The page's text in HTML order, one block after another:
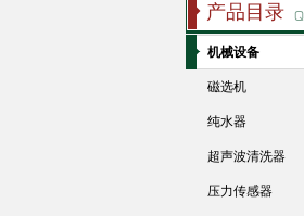
产品目录
机械设备
磁选机
纯水器
超声波清洗器
压力传感器